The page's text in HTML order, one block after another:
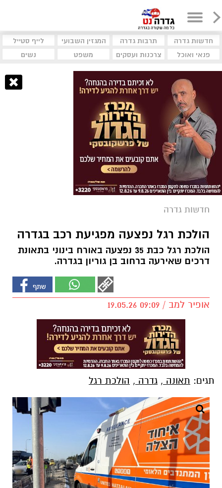
חדשות גדרה תרבות גדרה המגזין השבועי
לייף סטייל
פנאי ואוכל
צרכנות ועסקים משפט נשים
חדשות גדרה
הולכת רגל נפצעה מפגיעת רכב בגדרה
הולכת רגל כבת 35 נפצעה באורח בינוני בתאונת
דרכים שאירעה ברחוב בן גוריון בגדרה.
אופיר למב / 09:09 19.05.26
תגים: תאונה , גדרה , הולכת רגל